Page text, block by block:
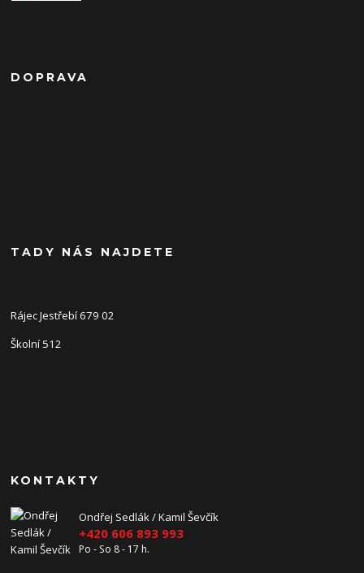
DOPRAVA
TADY NÁS NAJDETE
Rájec Jestřebí 679 02
Školní 512
KONTAKTY
Ondřej Sedlák / Kamil Ševčík
+420 606 893 993
Po - So 8 - 17 h.